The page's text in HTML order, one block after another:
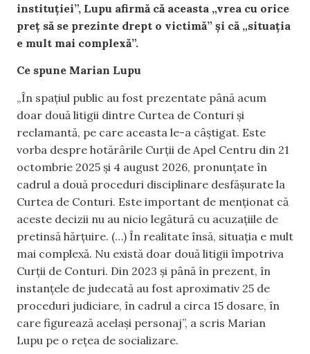
instituției”, Lupu afirmă că aceasta „vrea cu orice
preț să se prezinte drept o victimă” și că „situația
e mult mai complexă”.
Ce spune Marian Lupu
„În spațiul public au fost prezentate până acum
doar două litigii dintre Curtea de Conturi și
reclamantă, pe care aceasta le-a câștigat. Este
vorba despre hotărârile Curții de Apel Centru din 21
octombrie 2025 și 4 august 2026, pronunțate în
cadrul a două proceduri disciplinare desfășurate la
Curtea de Conturi. Este important de menționat că
aceste decizii nu au nicio legătură cu acuzațiile de
pretinsă hărțuire. (…) În realitate însă, situația e mult
mai complexă. Nu există doar două litigii împotriva
Curții de Conturi. Din 2023 și până în prezent, în
instanțele de judecată au fost aproximativ 25 de
proceduri judiciare, în cadrul a circa 15 dosare, în
care figurează același personaj”, a scris Marian
Lupu pe o rețea de socializare.